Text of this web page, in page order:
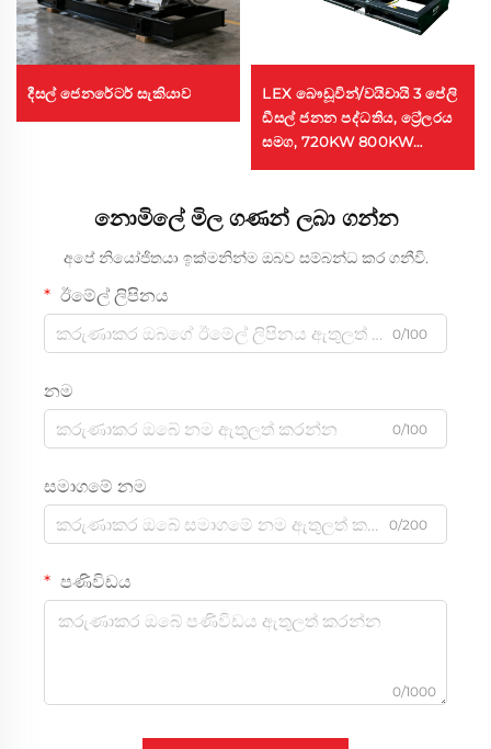
දීසල් ජෙනරේටර් සැකියාව
LEX බෞඩූවින්/වයිචායි 3 පේලි
ඩීසල් ජනන පද්ධතිය, ට්‍රේලරය
සමග, 720KW 800KW
නොමිලේ මිල ගණන් ලබා ගන්න
අපේ නියෝජිතයා ඉක්මනින්ම ඔබව සම්බන්ධ කර ගනීවි.
ඊමේල් ලිපිනය
0/100
නම
0/100
සමාගමේ නම
0/200
පණිවිඩය
0/1000